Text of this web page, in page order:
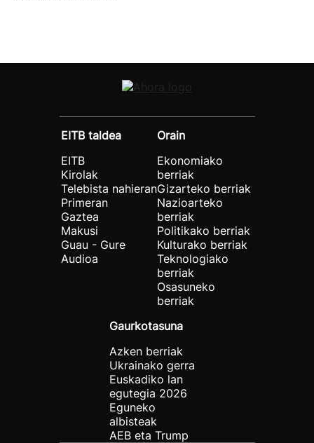
EITB taldea
EITB
Kirolak
Telebista nahieran
Primeran
Gaztea
Makusi
Guau - Gure
Audioa
Orain
Ekonomiako
berriak
Gizarteko berriak
Nazioarteko
berriak
Politikako berriak
Kulturako berriak
Teknologiako
berriak
Osasuneko
berriak
Gaurkotasuna
Azken berriak
Ukrainako gerra
Euskadiko lan
egutegia 2026
Eguneko
albisteak
AEB eta Trump